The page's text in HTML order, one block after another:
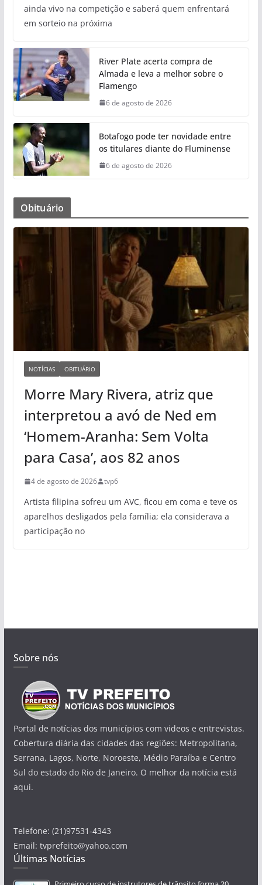
ainda vivo na competição e saberá quem enfrentará
em sorteio na próxima
River Plate acerta compra de
Almada e leva a melhor sobre o
Flamengo
6 de agosto de 2026
Botafogo pode ter novidade entre
os titulares diante do Fluminense
6 de agosto de 2026
Obituário
NOTÍCIAS OBITUÁRIO
Morre Mary Rivera, atriz que
interpretou a avó de Ned em
‘Homem-Aranha: Sem Volta
para Casa’, aos 82 anos
4 de agosto de 2026 tvp6
Artista filipina sofreu um AVC, ficou em coma e teve os
aparelhos desligados pela família; ela considerava a
participação no
Sobre nós
Portal de notícias dos municípios com videos e entrevistas.
Cobertura diária das cidades das regiões: Metropolitana,
Serrana, Lagos, Norte, Noroeste, Médio Paraíba e Centro
Sul do estado do Rio de Janeiro. O melhor da notícia está
aqui.
Telefone: (21)97531-4343
Email: tvprefeito@yahoo.com
Últimas Notícias